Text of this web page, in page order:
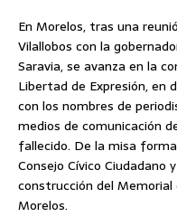
En Morelos, tras una
Vilallobos con la
Saravia, se avanza en la
Libertad de Expresión, en
con los nombres de
medios de comunicación
fallecido. De la misa
Consejo Cívico Ciudadano
construcción del
Morelos.